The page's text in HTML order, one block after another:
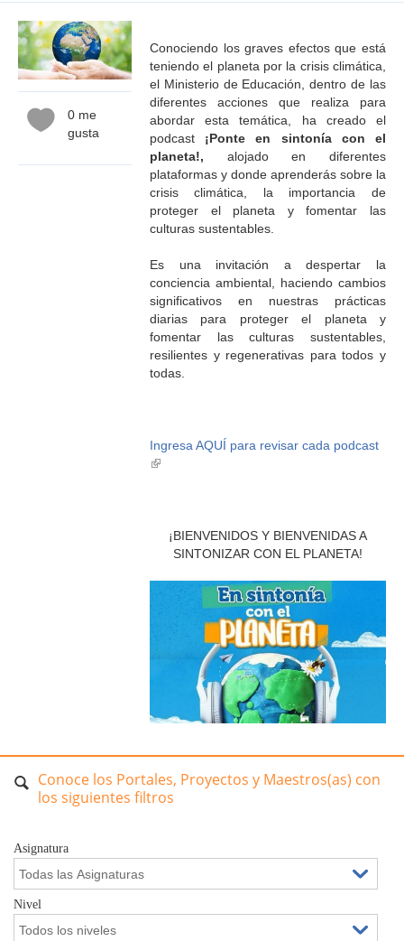
0 me
gusta
Conociendo los graves efectos que está
teniendo el planeta por la crisis climática,
el Ministerio de Educación, dentro de las
diferentes acciones que realiza para
abordar esta temática, ha creado el
podcast ¡Ponte en sintonía con el
planeta!, alojado en diferentes
plataformas y donde aprenderás sobre la
crisis climática, la importancia de
proteger el planeta y fomentar las
culturas sustentables.
Es una invitación a despertar la
conciencia ambiental, haciendo cambios
significativos en nuestras prácticas
diarias para proteger el planeta y
fomentar las culturas sustentables,
resilientes y regenerativas para todos y
todas.
Ingresa AQUÍ para revisar cada podcast
(link
¡BIENVENIDOS Y BIENVENIDAS A
SINTONIZAR CON EL PLANETA!
Conoce los Portales, Proyectos y Maestros(as) con
los siguientes filtros
Asignatura
Nivel